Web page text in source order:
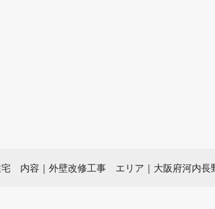
宅 内容｜外壁改修工事 エリア｜大阪府河内長